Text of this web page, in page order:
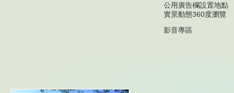
公用廣告欄設置地點
實景動態360度瀏覽
影音專區